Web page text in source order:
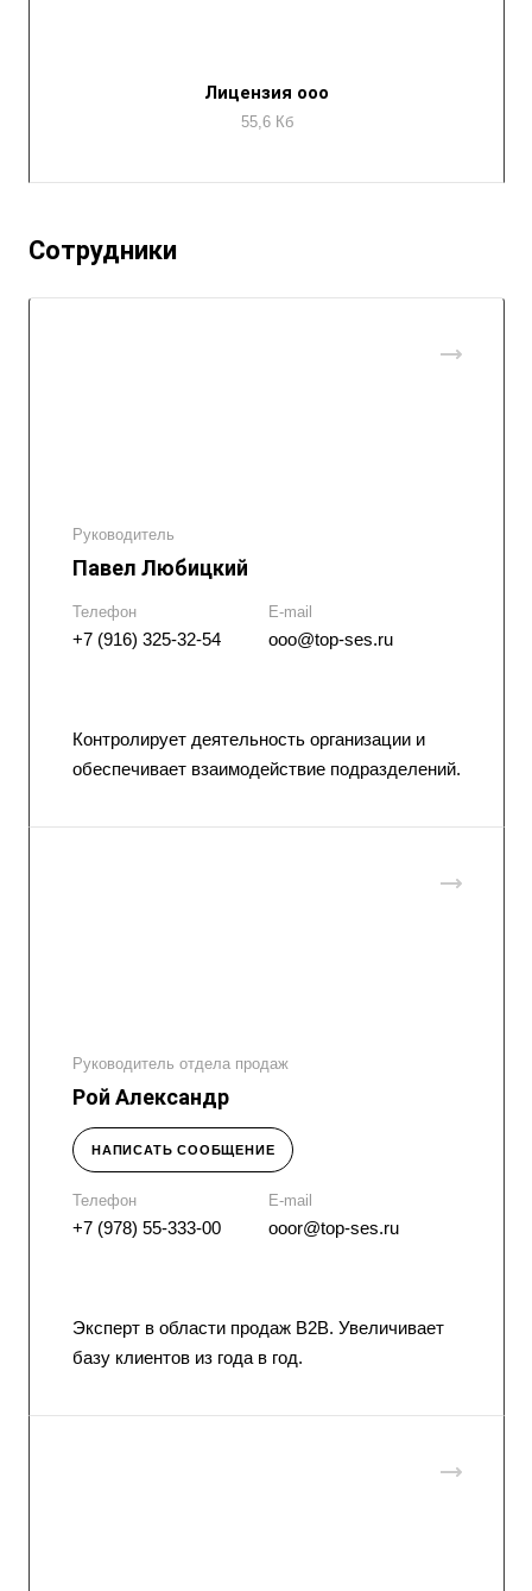
Лицензия ооо
55,6 Кб
Сотрудники
Руководитель
Павел Любицкий
Телефон
+7 (916) 325-32-54
E-mail
ooo@top-ses.ru
Контролирует деятельность организации и
обеспечивает взаимодействие подразделений.
Руководитель отдела продаж
Рой Александр
НАПИСАТЬ СООБЩЕНИЕ
Телефон
+7 (978) 55-333-00
E-mail
ooor@top-ses.ru
Эксперт в области продаж B2B. Увеличивает
базу клиентов из года в год.